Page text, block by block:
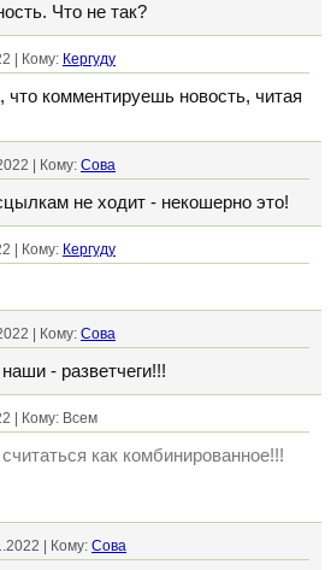
Что не так?
| Кому: Кергуду
что комментируешь новость, читая
| Кому: Сова
не ходит - некошерно это!
| Кому: Кергуду
| Кому: Сова
- разветчеги!!!
| Кому: Всем
как комбинированное!!!
| Кому: Сова